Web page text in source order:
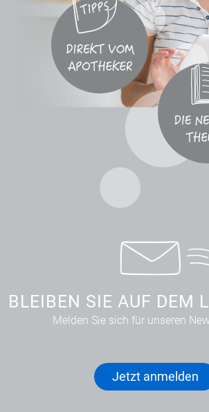
BLEIBEN SIE AUF DEM
Melden Sie sich für unseren
Jetzt anmelden